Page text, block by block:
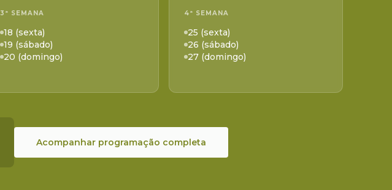
3ª SEMANA
18 (sexta)
19 (sábado)
20 (domingo)
4ª SEMANA
25 (sexta)
26 (sábado)
27 (domingo)
Acompanhar programação completa